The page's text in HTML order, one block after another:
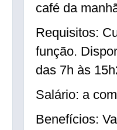
café da
Requisitos:
função.
das 7h às
Salário: a
Benefícios: